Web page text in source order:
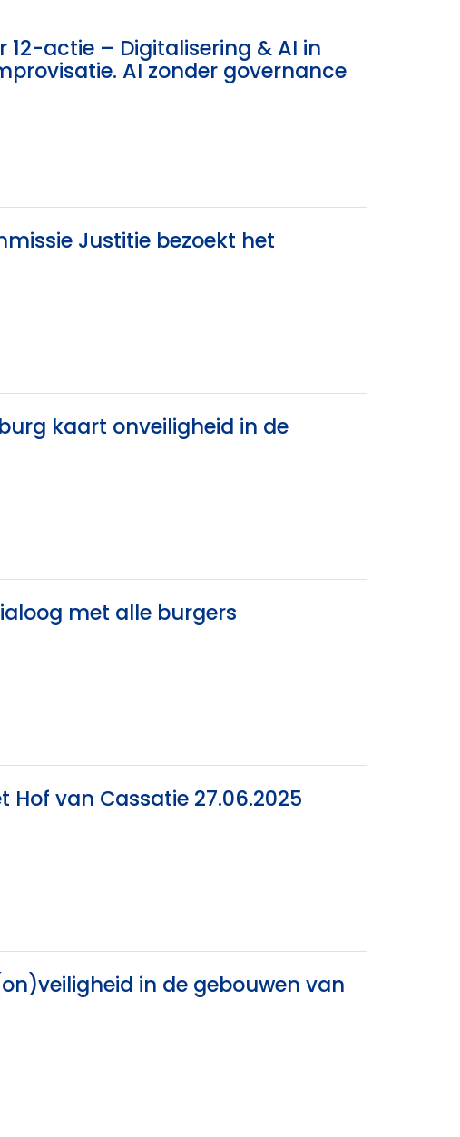
actie – Digitalisering & AI in
AI zonder governance
Justitie bezoekt het
kaart onveiligheid in de
met alle burgers
van Cassatie 27.06.2025
in de gebouwen van